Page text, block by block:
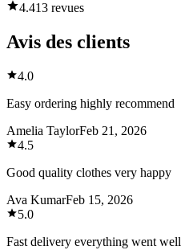
4.413 revues
Avis des clients
4.0
Easy ordering highly recommend
Amelia TaylorFeb 21, 2026
4.5
Good quality clothes very happy
Ava KumarFeb 15, 2026
5.0
Fast delivery everything went well